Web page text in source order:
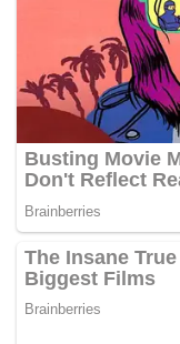
“Statistik serbuan
sehingga 30
orang telah
tempatan dan
lingkungan 18
Tambah beliau,
bagi menyekat
yang dikenal pasti
itu.
“Tiada tindakan